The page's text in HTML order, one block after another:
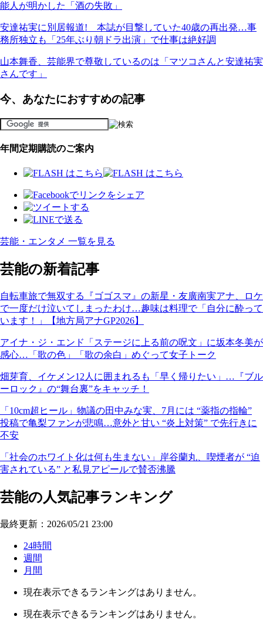
能人が明かした「酒の失敗」
安達祐実に別居報道! 本誌が目撃していた40歳の再出発…事
務所独立も「25年ぶり朝ドラ出演」で仕事は絶好調
山本舞香、芸能界で尊敬しているのは「マツコさんと安達祐実
さんです」
今、あなたにおすすめの記事
年間定期購読のご案内
芸能・エンタメ 一覧を見る
芸能の新着記事
自転車旅で無双する『ゴゴスマ』の新星・友廣南実アナ、ロケ
で一度だけ泣いてしまったわけ…趣味は料理で「自分に酔って
います！」【地方局アナGP2026】
アイナ・ジ・エンド「ステージに上る前の呪文」に坂本冬美が
感心…「歌の色」「歌の余白」めぐって女子トーク
畑芽育、イケメン12人に囲まれるも「早く帰りたい」…『ブル
ーロック』の“舞台裏”をキャッチ！
「10cm超ヒール」物議の田中みな実、7月には “薬指の指輪”
投稿で亀梨ファンが悲鳴…意外と甘い “炎上対策” で先行きに
不安
「社会のホワイト化は何も生まない」岸谷蘭丸、喫煙者が “迫
害されている” と私見アピールで賛否沸騰
芸能の人気記事ランキング
最終更新：2026/05/21 23:00
24時間
週間
月間
現在表示できるランキングはありません。
現在表示できるランキングはありません。